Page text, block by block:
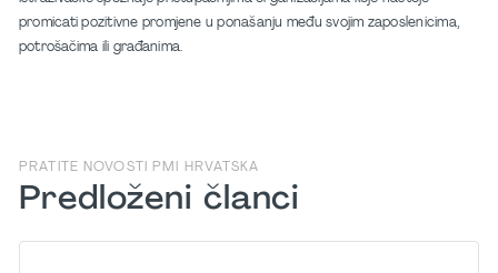
promicati pozitivne promjene u ponašanju među svojim zaposlenicima,
potrošačima ili građanima.
PRATITE NOVOSTI PMI HRVATSKA
Predloženi članci